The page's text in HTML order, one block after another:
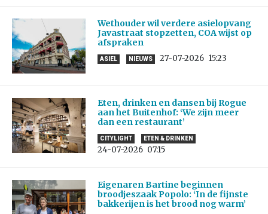
Wethouder wil verdere asielopvang
Javastraat stopzetten, COA wijst op
afspraken
ASIEL NIEUWS 27-07-2026 15:23
Eten, drinken en dansen bij Rogue
aan het Buitenhof: ‘We zijn meer
dan een restaurant’
CITYLIGHT ETEN & DRINKEN
24-07-2026 07:15
Eigenaren Bartine beginnen
broodjeszaak Popolo: ‘In de fijnste
bakkerijen is het brood nog warm’